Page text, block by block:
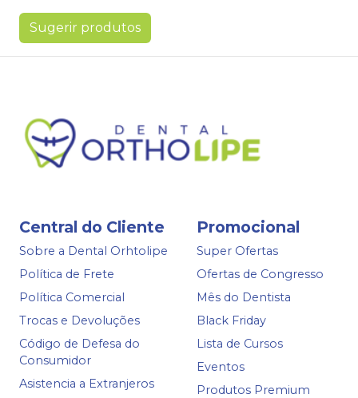
Sugerir produtos
Central do Cliente
Sobre a Dental Orhtolipe
Política de Frete
Política Comercial
Trocas e Devoluções
Código de Defesa do
Consumidor
Asistencia a Extranjeros
Promocional
Super Ofertas
Ofertas de Congresso
Mês do Dentista
Black Friday
Lista de Cursos
Eventos
Produtos Premium